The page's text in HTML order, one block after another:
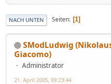
NACH UNTEN Seiten 1
SModLudwig
Giacomo)
Administrator
21. April 2005, 09:23:44